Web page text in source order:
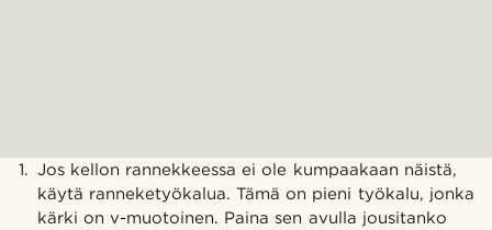
Jos kellon rannekkeessa ei ole kumpaakaan näistä,
käytä ranneketyökalua. Tämä on pieni työkalu, jonka
kärki on v-muotoinen. Paina sen avulla jousitanko